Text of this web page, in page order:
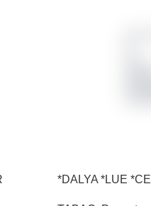
*DALYA *LUE *CE